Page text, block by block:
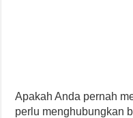
Apakah Anda pernah
perlu menghubungkan